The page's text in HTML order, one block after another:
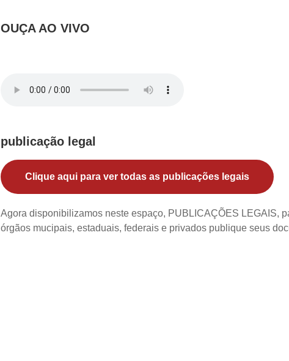
OUÇA AO VIVO
publicação legal
Clique aqui para ver todas as publicações legais
Agora disponibilizamos neste espaço, PUBLICAÇÕES LEGAIS,
órgãos mucipais, estaduais, federais e privados publique seus